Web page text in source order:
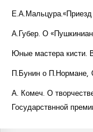
А.Губер. О
Юные мастера кисти.
П.Бунин о П.Нормане,
А. Комеч. О
Государствнной